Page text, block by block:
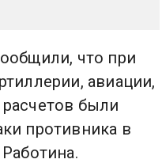
что при
авиации,
были
противника в